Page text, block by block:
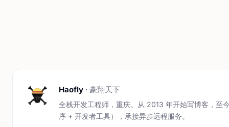
Haofly · 豪翔天下
全栈开发工程师，重庆。从 2013 年开始写博客，至
序 + 开发者工具），承接异步远程服务。